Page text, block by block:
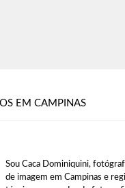
EM CAMPINAS
Sou Caca Dominiquini,
de imagem em Campinas e